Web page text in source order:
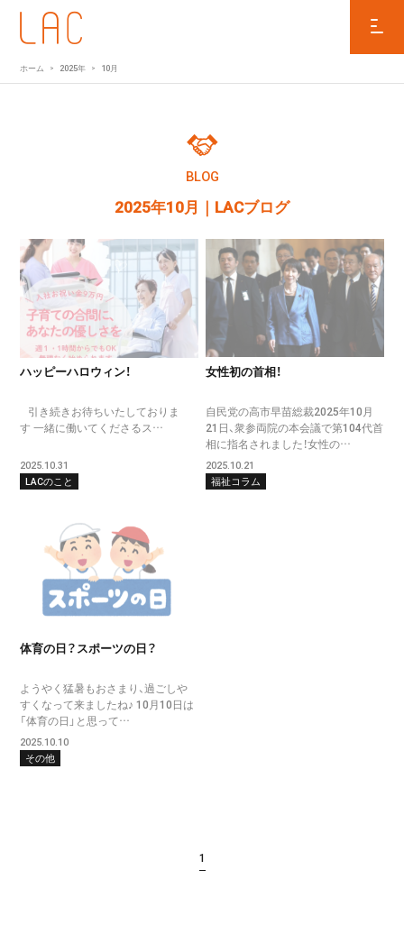
ホーム 2025年 10月
BLOG
2025年10月 ｜LACブログ
ハッピーハロウィン！
引き続きお待ちいたしておりま
す 一緒に働いてくださるス…
2025.10.31
LACのこと
女性初の首相！
自民党の高市早苗総裁2025年10月
21日、衆参両院の本会議で第104代首
相に指名されました！女性の…
2025.10.21
福祉コラム
体育の日？スポーツの日？
ようやく猛暑もおさまり、過ごしや
すくなって来ましたね♪ 10月10日は
「体育の日」と思って…
2025.10.10
その他
1